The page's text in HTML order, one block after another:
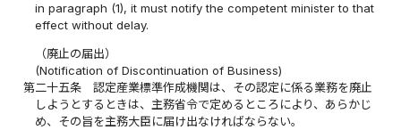
in paragraph (1), it must notify the competent minister to that
effect without delay.
（廃止の届出）
(Notification of Discontinuation of Business)
第二十五条
認定産業標準作成機関は、その認定に係る業務を廃止
しようとするときは、主務省令で定めるところにより、あらかじ
め、その旨を主務大臣に届け出なければならない。